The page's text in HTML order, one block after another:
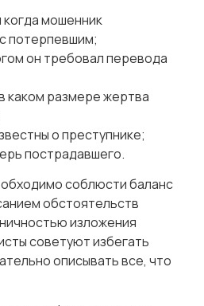
мошенник
потерпевшим;
он требовал перевода
каком размере жертва
о преступнике;
пострадавшего.
соблюсти баланс
обстоятельств
изложения
советуют избегать
описывать все, что